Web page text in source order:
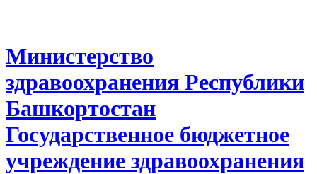
Министерство
здравоохранения Республики
Башкортостан
Государственное бюджетное
учреждение здравоохранения